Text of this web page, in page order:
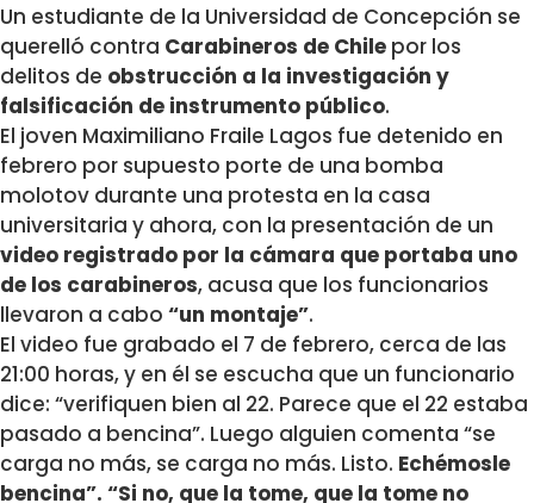
Un estudiante de la Universidad de Concepción se
querelló contra Carabineros de Chile por los
delitos de obstrucción a la investigación y
falsificación de instrumento público.
El joven Maximiliano Fraile Lagos fue detenido en
febrero por supuesto porte de una bomba
molotov durante una protesta en la casa
universitaria y ahora, con la presentación de un
video registrado por la cámara que portaba uno
de los carabineros, acusa que los funcionarios
llevaron a cabo “un montaje”.
El video fue grabado el 7 de febrero, cerca de las
21:00 horas, y en él se escucha que un funcionario
dice: “verifiquen bien al 22. Parece que el 22 estaba
pasado a bencina”. Luego alguien comenta “se
carga no más, se carga no más. Listo. Echémosle
bencina”. “Si no, que la tome, que la tome no